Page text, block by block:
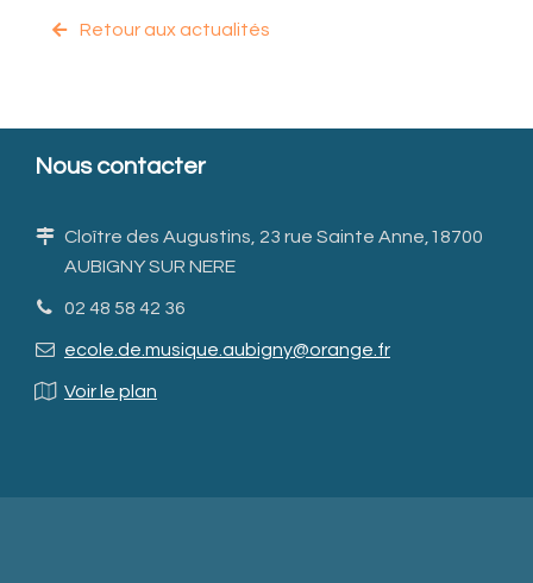
Retour aux actualités
Nous contacter
Cloître des Augustins, 23 rue Sainte Anne,18700
AUBIGNY SUR NERE
02 48 58 42 36
ecole.de.musique.aubigny@orange.fr
Voir le plan